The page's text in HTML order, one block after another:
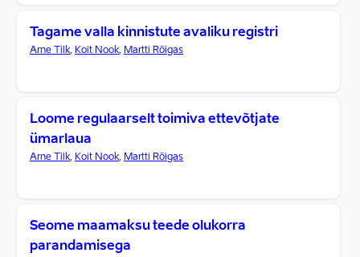
Tagame valla kinnistute avaliku registri
Arne Tilk, Koit Nook, Martti Rõigas
Loome regulaarselt toimiva ettevõtjate
ümarlaua
Arne Tilk, Koit Nook, Martti Rõigas
Seome maamaksu teede olukorra
parandamisega